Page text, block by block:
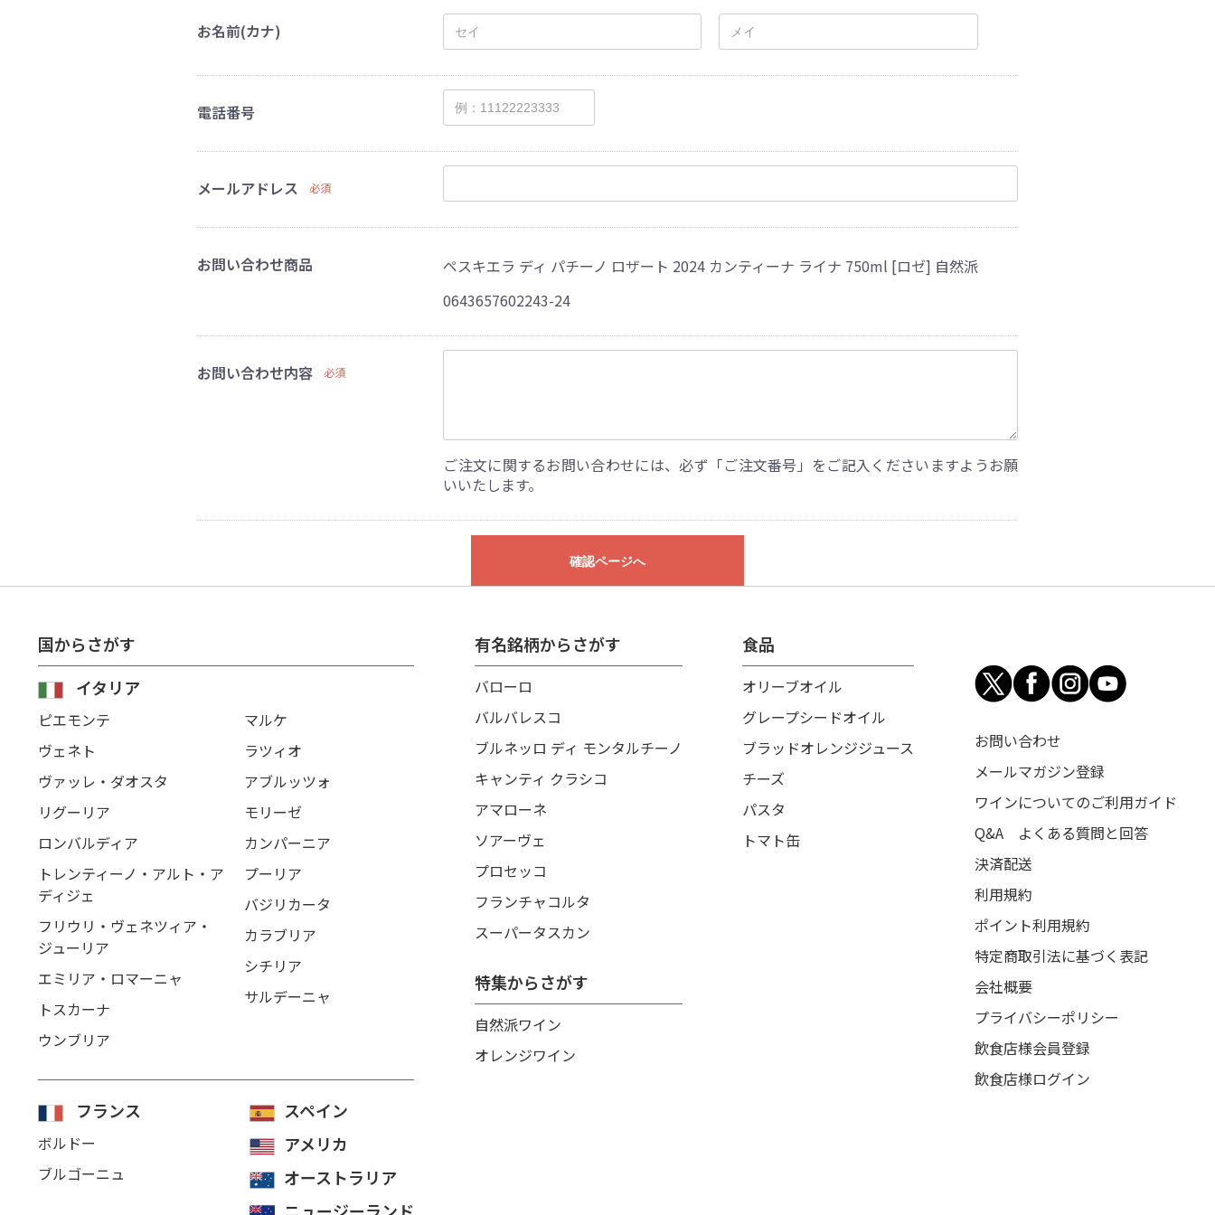
お名前(カナ)
電話番号
メールアドレス 必須
お問い合わせ商品
ペスキエラ ディ パチーノ ロザート 2024 カンティーナ ライナ 750ml [ロゼ] 自然派
0643657602243-24
お問い合わせ内容 必須
ご注文に関するお問い合わせには、必ず「ご注文番号」をご記入くださいますようお願
いいたします。
確認ページへ
国からさがす
イタリア
ピエモンテ
ヴェネト
ヴァッレ・ダオスタ
リグーリア
ロンバルディア
トレンティーノ・アルト・ア
ディジェ
フリウリ・ヴェネツィア・
ジューリア
エミリア・ロマーニャ
トスカーナ
ウンブリア
マルケ
ラツィオ
アブルッツォ
モリーゼ
カンパーニア
プーリア
バジリカータ
カラブリア
シチリア
サルデーニャ
フランス
ボルドー
ブルゴーニュ
スペイン
アメリカ
オーストラリア
有名銘柄からさがす
バローロ
バルバレスコ
ブルネッロ ディ モンタルチーノ
キャンティ クラシコ
アマローネ
ソアーヴェ
プロセッコ
フランチャコルタ
スーパータスカン
特集からさがす
自然派ワイン
オレンジワイン
食品
オリーブオイル
グレープシードオイル
ブラッドオレンジジュース
チーズ
パスタ
トマト缶
お問い合わせ
メールマガジン登録
ワインについてのご利用ガイド
Q&A よくある質問と回答
決済配送
利用規約
ポイント利用規約
特定商取引法に基づく表記
会社概要
プライバシーポリシー
飲食店様会員登録
飲食店様ログイン